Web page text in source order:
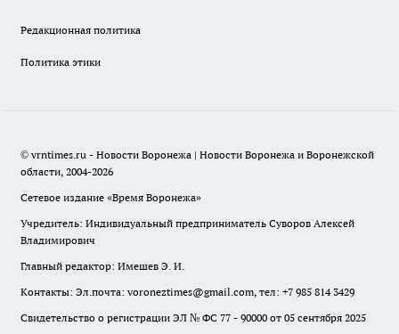
Редакционная политика
Политика этики
© vrntimes.ru - Новости Воронежа | Новости Воронежа и Воронежской
области, 2004-2026
Сетевое издание «Время Воронежа»
Учредитель: Индивидуальный предприниматель Суворов Алексей
Владимирович
Главный редактор: Имешев Э. И.
Контакты: Эл.почта: voroneztimes@gmail.com, тел: +7 985 814 3429
Свидетельство о регистрации ЭЛ № ФС 77 - 90000 от 05 сентября 2025